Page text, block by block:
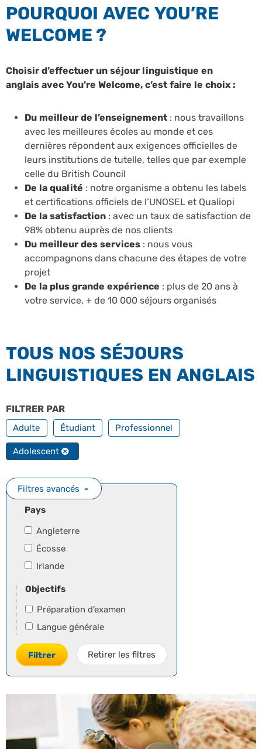
POURQUOI AVEC YOU’RE
WELCOME ?
Choisir d’effectuer un séjour linguistique en
anglais avec You’re Welcome, c’est faire le choix :
Du meilleur de l’enseignement : nous travaillons
avec les meilleures écoles au monde et ces
dernières répondent aux exigences officielles de
leurs institutions de tutelle, telles que par exemple
celle du British Council
De la qualité : notre organisme a obtenu les labels
et certifications officiels de l’UNOSEL et Qualiopi
De la satisfaction : avec un taux de satisfaction de
98% obtenu auprès de nos clients
Du meilleur des services : nous vous
accompagnons dans chacune des étapes de votre
projet
De la plus grande expérience : plus de 20 ans à
votre service, + de 10 000 séjours organisés
TOUS NOS SÉJOURS
LINGUISTIQUES EN ANGLAIS
FILTRER PAR
Adulte Étudiant Professionnel
Adolescent
Filtres avancés
Pays
Angleterre
Écosse
Irlande
Objectifs
Préparation d’examen
Langue générale
Filtrer Retirer les filtres